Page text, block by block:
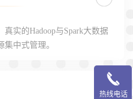
热线电话
实的Hadoop与Spark大数据
中式管理。